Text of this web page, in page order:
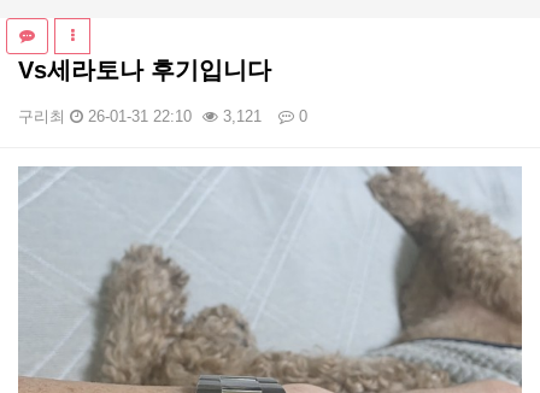
Vs세라토나 후기입니다
구리최 26-01-31 22:10 3,121 0
본문